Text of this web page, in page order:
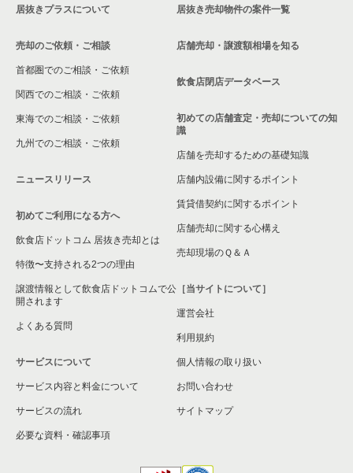
居抜きプラスについて
売却のご依頼・ご相談
首都圏でのご相談・ご依頼
関西でのご相談・ご依頼
東海でのご相談・ご依頼
九州でのご相談・ご依頼
ニュースリリース
初めてご利用になる方へ
飲食店ドットコム 居抜き売却とは
特徴〜支持される2つの理由
譲渡情報として飲食店ドットコムで公
開されます
よくある質問
サービスについて
サービス内容と料金について
サービスの流れ
必要な資料・確認事項
居抜き売却物件の案件一覧
店舗売却・譲渡額相場を知る
飲食店閉店データベース
初めての店舗査定・売却についての知
識
店舗を売却するための基礎知識
店舗内設備に関するポイント
賃貸借契約に関するポイント
店舗売却に関する心構え
売却現場のＱ＆Ａ
［当サイトについて］
運営会社
利用規約
個人情報の取り扱い
お問い合わせ
サイトマップ